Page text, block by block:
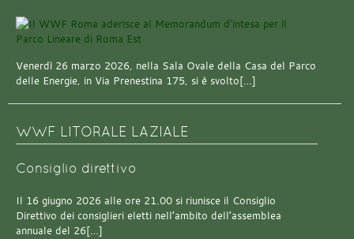
Venerdì 26 marzo 2026, nella Sala Ovale della Casa del Parco
delle Energie, in Via Prenestina 175, si è svolto[…]
WWF LITORALE LAZIALE
Consiglio direttivo
Il 16 giugno 2026 alle ore 21.00 si riunisce il Consiglio
Direttivo dei consiglieri eletti nell’ambito dell’assemblea
annuale del 26[…]